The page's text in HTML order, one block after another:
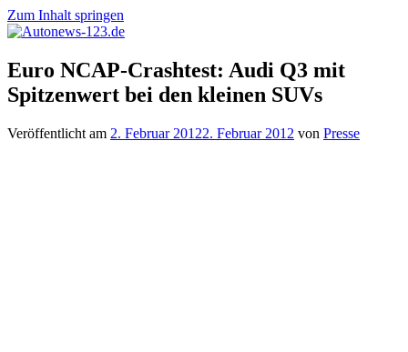
Zum Inhalt springen
Autonews-
123.de
Autonews
mit
Charme
Euro NCAP-Crashtest: Audi Q3 mit
Spitzenwert bei den kleinen SUVs
Veröffentlicht am 2. Februar 20122. Februar 2012 von Presse